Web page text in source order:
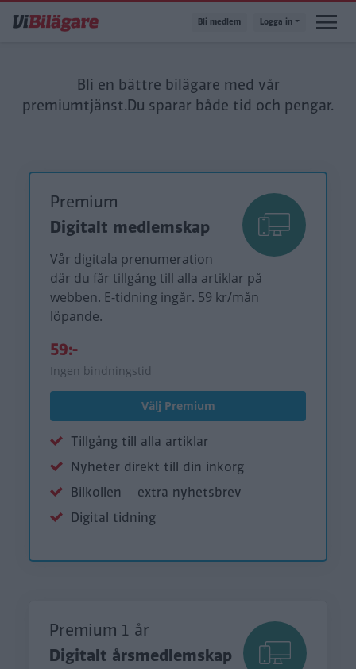
till
Bli medlem Logga in
Bli en bättre bilägare med vår
premiumtjänst.Du sparar både tid och pengar.
Premium
Digitalt medlemskap
Vår digitala prenumeration
där du får tillgång till alla artiklar på
webben. E-tidning ingår. 59 kr/mån
löpande.
59:-
Ingen bindningstid
Välj Premium
Tillgång till alla artiklar
Nyheter direkt till din inkorg
Bilkollen – extra nyhetsbrev
Digital tidning
Premium 1 år
Digitalt årsmedlemskap